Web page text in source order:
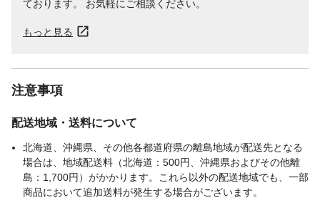
ております。 お気軽にご相談ください。
もっと見る
注意事項
配送地域・送料について
北海道、沖縄県、その他各都道府県の離島地域が配送先となる
場合は、地域配送料（北海道：500円、沖縄県およびその他離
島：1,700円）がかかります。これら以外の配送地域でも、一部
商品において追加送料が発生する場合がございます。